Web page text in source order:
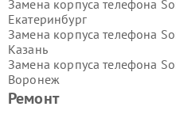
Ремонт
Замена корпуса телефона
Екатеринбург
Замена корпуса телефона
Казань
Замена корпуса телефона
Воронеж
Замена корпуса телефона
Волгоград